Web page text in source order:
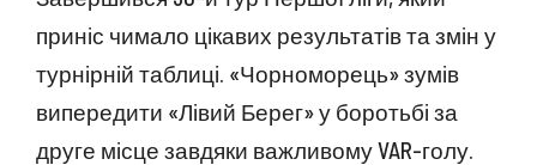
приніс чимало цікавих результатів та змін у
турнірній таблиці. «Чорноморець» зумів
випередити «Лівий Берег» у боротьбі за
друге місце завдяки важливому VAR-голу.